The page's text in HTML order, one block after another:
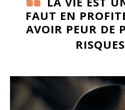
FAUT EN
AVOIR PEUR DE